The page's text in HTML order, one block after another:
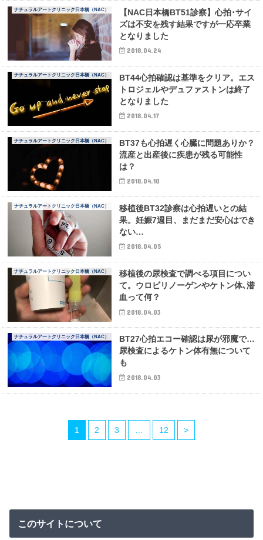
ナチュラルアートクリニック日本橋（NAC）
【NAC日本橋BT51診察】心拍･サイ
ズは不安を残す結果ですが一応卒業
となりました
2018.04.24
ナチュラルアートクリニック日本橋（NAC）
BT44心拍確認は基準をクリア。エス
トロジェルやデュファストンは終了
となりました
2018.04.17
ナチュラルアートクリニック日本橋（NAC）
BT37も心拍遅く心臓に問題ありか？
流産と出産後に疾患が残る可能性
は？
2018.04.10
ナチュラルアートクリニック日本橋（NAC）
移植後BT32診察は心拍遅いとの結
果。妊娠7週目、まだまだ安心はでき
ない…
2018.04.05
ナチュラルアートクリニック日本橋（NAC）
移植後の尿検査で調べる項目につい
て。ウロビリノーゲンやケトン体､潜
血って何？
2018.04.03
ナチュラルアートクリニック日本橋（NAC）
BT27心拍エコー確認は尿が邪魔で…
尿検査によるケトン体有無について
も
2018.04.03
1 2 3 12 >
このサイトについて